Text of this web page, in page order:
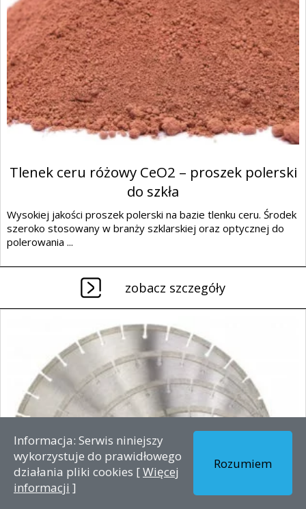
Tlenek ceru różowy CeO2 – proszek polerski
do szkła
Wysokiej jakości proszek polerski na bazie tlenku ceru. Środek
szeroko stosowany w branży szklarskiej oraz optycznej do
polerowania ...
zobacz szczegóły
Informacja: Serwis niniejszy
wykorzystuje do prawidłowego
działania pliki cookies [Więcej
informacji ]
Rozumiem